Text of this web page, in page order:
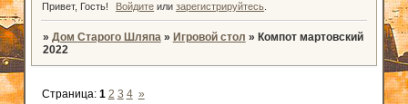
Привет, Гость! Войдите илизарегистрируйтесь
» Дом Старого Шляпа » Игровой стол » Компот мартовский
2022
Страница: 1 2 3 4 »